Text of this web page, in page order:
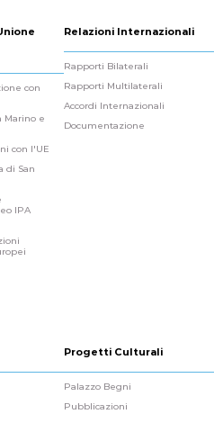
con
Marino e
con l'UE
di San
IPA
Relazioni Internazionali
Rapporti Bilaterali
Rapporti Multilaterali
Accordi Internazionali
Documentazione
Progetti Culturali
Palazzo Begni
Pubblicazioni